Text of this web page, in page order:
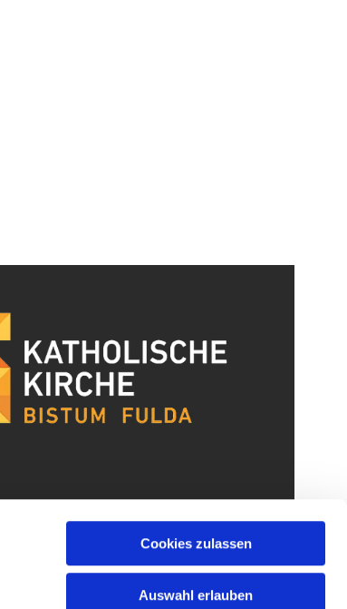
Cookies zulassen
Auswahl erlauben